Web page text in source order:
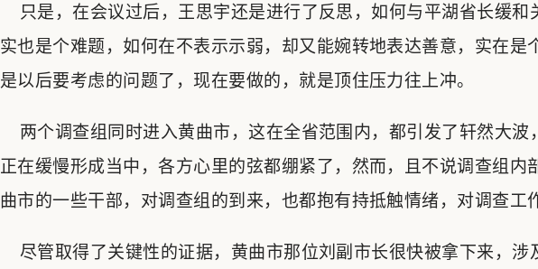
只是，在会议过后，王思宇还是进行了反思，如何与平湖省长缓和
实也是个难题，如何在不表示示弱，却又能婉转地表达善意，实在是
是以后要考虑的问题了，现在要做的，就是顶住压力往上冲。
两个调查组同时进入黄曲市，这在全省范围内，都引发了轩然大波
正在缓慢形成当中，各方心里的弦都绷紧了，然而，且不说调查组内
曲市的一些干部，对调查组的到来，也都抱有持抵触情绪，对调查工
尽管取得了关键性的证据，黄曲市那位刘副市长很快被拿下来，涉